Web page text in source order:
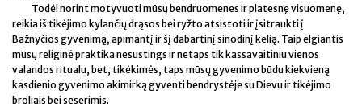
Todėl norint motyvuoti mūsų bendruomenes ir platesnę visuomenę,
reikia iš tikėjimo kylančių drąsos bei ryžto atsistoti ir įsitraukti į
Bažnyčios gyvenimą, apimantį ir šį dabartinį sinodinį kelią. Taip elgiantis
mūsų religinė praktika nesustings ir netaps tik kassavaitiniu vienos
valandos ritualu, bet, tikėkimės, taps mūsų gyvenimo būdu kiekvieną
kasdienio gyvenimo akimirką gyventi bendrystėje su Dievu ir tikėjimo
broliais bei seserimis.